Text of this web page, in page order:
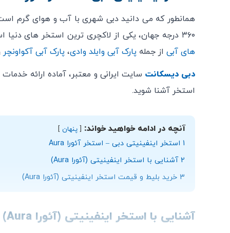
باید لباس شنای مناسب پوشیده شود.
تجربه تماشای فیلم فقط برای مهمانان 21 سال و بالاتر مجاز است.
تجربه استخر نوبت طلوع خورشید در روزهای
همانطور که می دانید دبی شهری با آب و هوای گرم
۳۶۰ درجه جهان، یکی از لاکچری ترین استخر های دنیا است و مکانی جذاب و دیدنی در بین گردشگران دبی به حساب می آید. همچنین لازم به ذکر است که دبی دارای بهترین
های آبی از جمله پارک آبی وایلد وادی، پارک آبی آکواونچر
دبی دیسکانت سایت ایرانی و معتبر، آماده ارائه
استخر آشنا شوید.
آنچه در ادامه خواهید خواند: پنهان
1 استخر اینفینیتی دبی – استخر آئورا Aura
2 آشنایی با استخر اینفینیتی (آئورا Aura)
3 خرید بلیط و قیمت استخر اینفینیتی (آئورا Aura)
آشنایی با استخر اینفینیتی (آئورا Aura)